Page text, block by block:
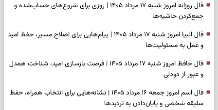
فال روزانه امروز شنبه ۱۷ مرداد ۱۴۰۵ | روزی برای شروع‌های حساب‌شده و
جمع‌کردن حاشیه‌ها
فال انبیا امروز شنبه ۱۷ مرداد ۱۴۰۵ | پیام‌هایی برای اصلاح مسیر، حفظ امید
و عمل به مسئولیت‌ها
فال حافظ امروز شنبه ۱۷ مرداد ۱۴۰۵ | فرصت بازسازی امید، شناخت همدل
و عبور از دودلی
فال اسم امروز جمعه ۱۶ مرداد ۱۴۰۵ | نشانه‌هایی برای انتخاب همراه، حفظ
سلیقه شخصی و پایان‌دادن به تردیدها